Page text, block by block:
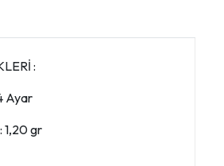
:
Ayar
1,20 gr